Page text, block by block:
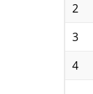
2
3
4